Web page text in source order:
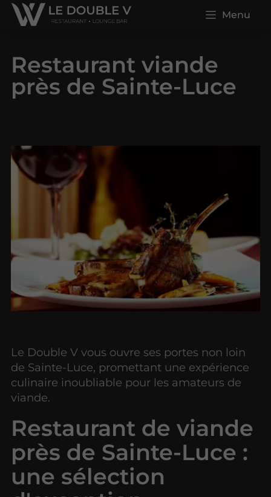
Menu
Restaurant viande
près de Sainte-Luce
Le Double V vous ouvre ses portes non loin
de Sainte-Luce, promettant une expérience
culinaire inoubliable pour les amateurs de
viande.
Restaurant de viande
près de Sainte-Luce :
une sélection